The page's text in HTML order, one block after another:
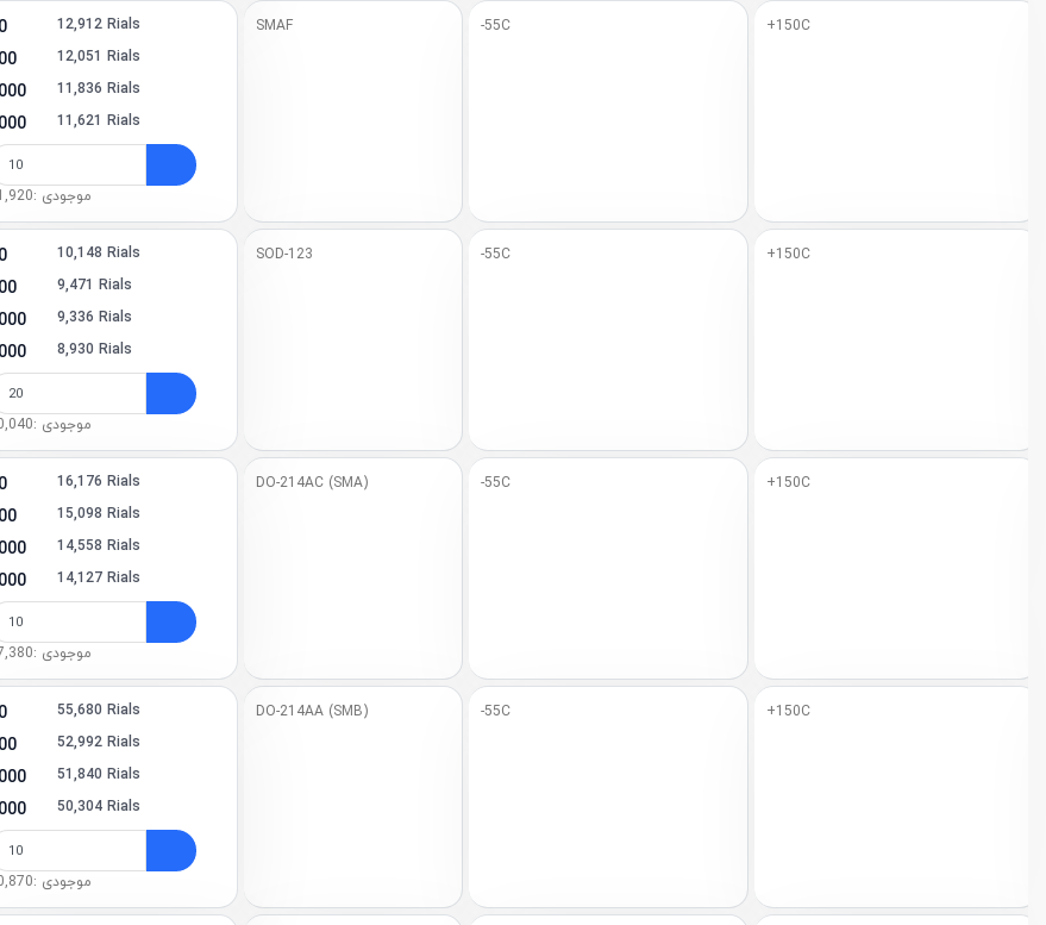
(3)
(1)
12,912 Rials
12,051 Rials
11,836 Rials
11,621 Rials
موجودی :21,920
SMAF -55C +150C
10,148 Rials
9,471 Rials
9,336 Rials
8,930 Rials
موجودی :20,040
SOD-123 -55C +150C
16,176 Rials
15,098 Rials
14,558 Rials
14,127 Rials
موجودی :17,380
DO-214AC (SMA) -55C +150C
55,680 Rials
52,992 Rials
51,840 Rials
50,304 Rials
موجودی :10,870
DO-214AA (SMB) -55C +150C